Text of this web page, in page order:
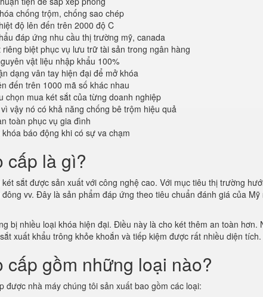
chống trộm, chống sao chép
độ lên đến trên 2000 độ C
đáp ứng nhu cầu thị trường mỹ, canada
biệt phục vụ lưu trữ tài sản trong ngân hàng
vật liệu nhập khẩu 100%
dạng vân tay hiện đại để mở khóa
đến trên 1000 mã số khác nhau
chọn mua két sắt của từng doanh nghiệp
vậy nó có khả năng chống bê trộm hiệu quả
toàn phục vụ gia đình
báo động khi có sự va chạm
cấp là gì?
sắt được sản xuất với công nghệ cao. Với mục tiêu thị trường
vv. Đây là sản phẩm đáp ứng theo tiêu chuẩn đánh giá của
bị nhiều loại khóa hiện đại. Điều này là cho két thêm an toàn hơn.
xuất khẩu trông khỏe khoắn và tiếp kiệm được rất nhiều diện tích.
cấp gồm những loại nào?
được nhà máy chúng tôi sản xuất bao gồm các loại: